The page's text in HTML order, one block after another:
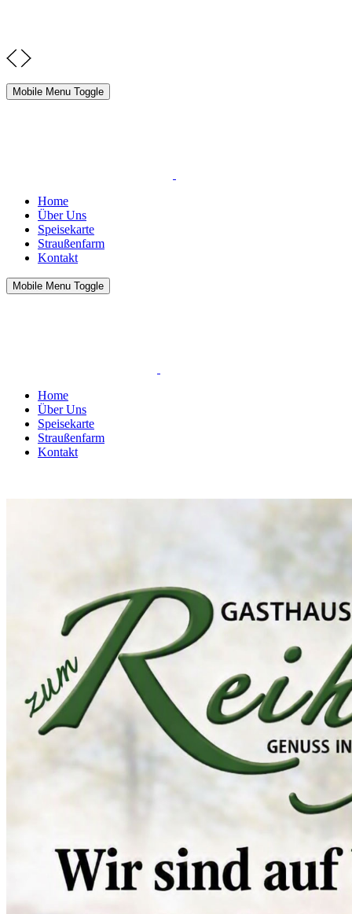
Mobile Menu Toggle
Home
Über Uns
Speisekarte
Straußenfarm
Kontakt
Mobile Menu Toggle
Home
Über Uns
Speisekarte
Straußenfarm
Kontakt